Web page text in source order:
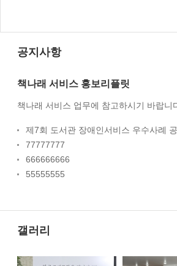
공지사항
책나래 서비스 홍보리플릿
책나래 서비스 업무에 참고하시기 바랍니
제7회 도서관 장애인서비스 우수사례
77777777
666666666
55555555
갤러리